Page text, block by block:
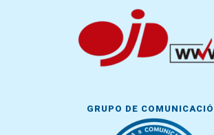
GRUPO DE